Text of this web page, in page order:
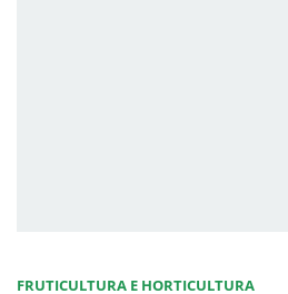
FRUTICULTURA E HORTICULTURA